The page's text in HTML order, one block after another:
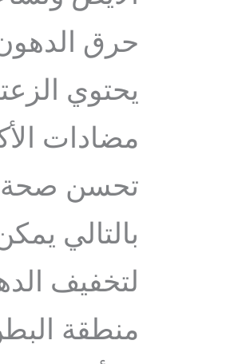
حرق
يحتوي
مضادات
تحسن صحة
بالتالي
لتخفيف
منطقة